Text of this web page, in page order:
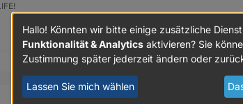
der Pfeile (oben rechts) die Einblendung vom
Hallo! Könnten wir bitte einige zusätzliche
Funktionalität & Analytics aktivieren? Sie
Zustimmung später jederzeit ändern oder
Lassen Sie mich wählen